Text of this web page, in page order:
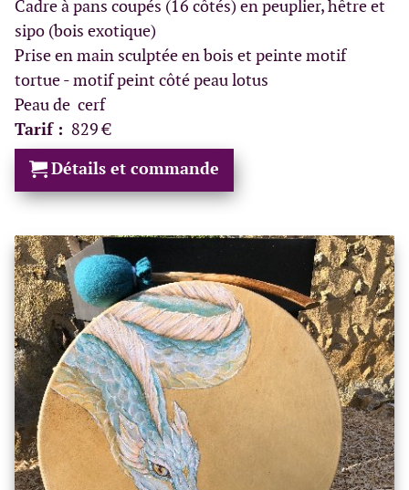
Cadre à pans coupés (16 côtés) en peuplier, hêtre et
sipo (bois exotique)
Prise en main sculptée en bois et peinte motif
tortue - motif peint côté peau lotus
Peau de cerf
Tarif : 829 €
Détails et commande